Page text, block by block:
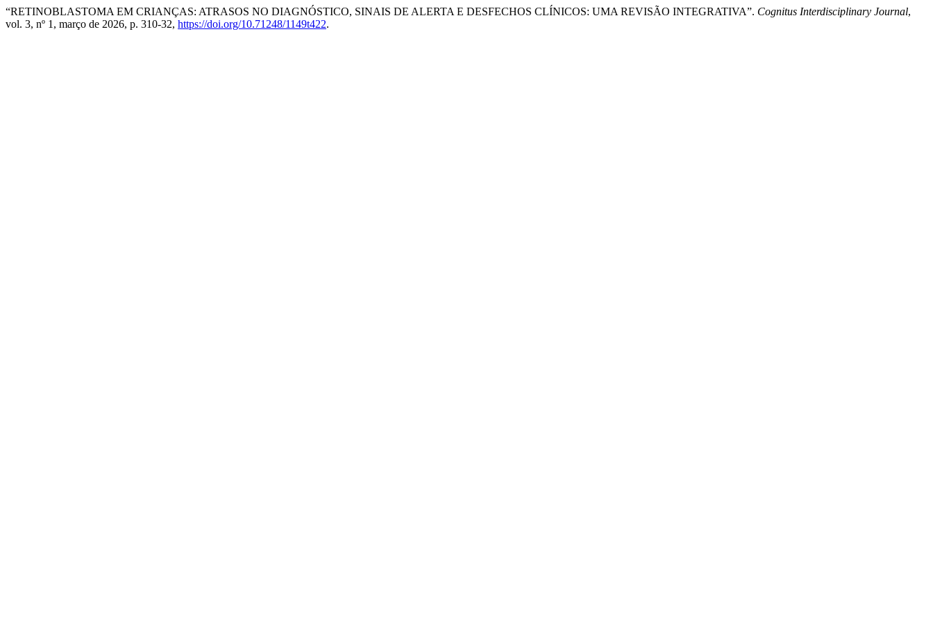
“RETINOBLASTOMA EM CRIANÇAS: ATRASOS NO DIAGNÓSTICO, SINAIS DE ALERTA E DESFECHOS CLÍNICOS: UMA REVISÃO INTEGRATIVA”. Cognitus Interdisciplinary Journal,
vol. 3, nº 1, março de 2026, p. 310-32, https://doi.org/10.71248/1149t422.